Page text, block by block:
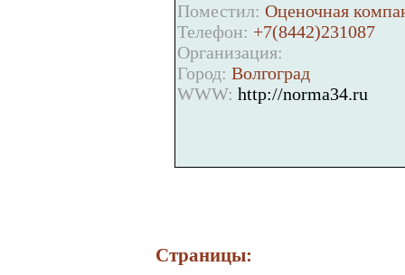
Поместил: Оценочная
Телефон: +7(8442)231087
Организация:
Город: Волгоград
WWW: http://norma34.ru
Страницы: